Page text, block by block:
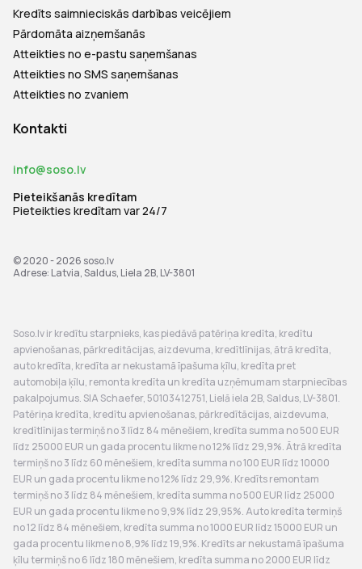
© 2020 - 2026 soso.lv
Adrese: Latvia, Saldus, Liela 2B, LV-3801
Kredīts saimnieciskās darbības veicējiem
Pārdomāta aizņemšanās
Atteikties no e-pastu saņemšanas
Atteikties no SMS saņemšanas
Atteikties no zvaniem
Kontakti
info@soso.lv
Pieteikšanās kredītam
Pieteikties kredītam var 24/7
Soso.lv ir kredītu starpnieks, kas piedāvā patēriņa kredīta, kredītu
apvienošanas, pārkreditācijas, aizdevuma, kredītlīnijas, ātrā kredīta,
auto kredīta, kredīta ar nekustamā īpašuma ķīlu, kredīta pret
automobiļa ķīlu, remonta kredīta un kredīta uzņēmumam starpniecības
pakalpojumus. SIA Schaefer, 50103412751, Lielā iela 2B, Saldus, LV-3801.
Patēriņa kredīta, kredītu apvienošanas, pārkredītācijas, aizdevuma,
kredītlīnijas termiņš no 3 līdz 84 mēnešiem, kredīta summa no 500 EUR
līdz 25000 EUR un gada procentu likme no 12% līdz 29,9%. Ātrā kredīta
termiņš no 3 līdz 60 mēnešiem, kredīta summa no 100 EUR līdz 10000
EUR un gada procentu likme no 12% līdz 29,9%. Kredīts remontam
termiņš no 3 līdz 84 mēnešiem, kredīta summa no 500 EUR līdz 25000
EUR un gada procentu likme no 9,9% līdz 29,95%. Auto kredīta termiņš
no 12 līdz 84 mēnešiem, kredīta summa no 1000 EUR līdz 15000 EUR un
gada procentu likme no 8,9% līdz 19,9%. Kredīts ar nekustamā īpašuma
ķīlu termiņš no 6 līdz 180 mēnešiem, kredīta summa no 2000 EUR līdz